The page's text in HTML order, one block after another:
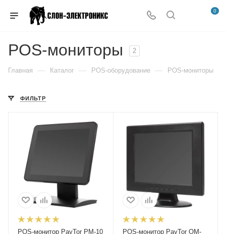
0
POS-мониторы 2
Главная — Каталог — POS-оборудование — POS-мониторы
ФИЛЬТР
POS-монитор PayTor PM-10
POS-монитор PayTor OM-